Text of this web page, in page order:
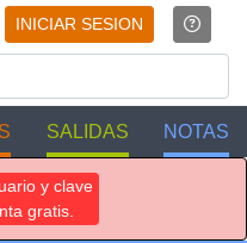
INICIAR SESION
SALIDAS NOTAS
y clave
gratis.